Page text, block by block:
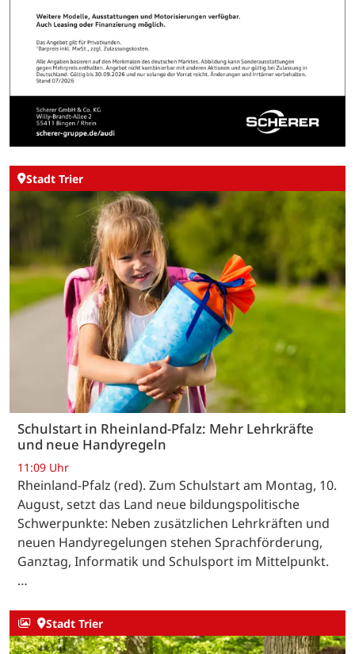
Stadt Trier
Schulstart in Rheinland-Pfalz: Mehr Lehrkräfte
und neue Handyregeln
11:09 Uhr
Rheinland-Pfalz (red). Zum Schulstart am Montag, 10.
August, setzt das Land neue bildungspolitische
Schwerpunkte: Neben zusätzlichen Lehrkräften und
neuen Handyregelungen stehen Sprachförderung,
Ganztag, Informatik und Schulsport im Mittelpunkt.
…
Stadt Trier